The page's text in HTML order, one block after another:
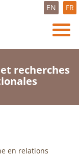
EN FR
recherches
en relations